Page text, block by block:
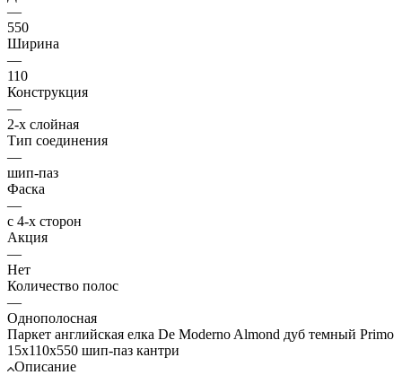
—
550
Ширина
—
110
Конструкция
—
2-х слойная
Тип соединения
—
шип-паз
Фаска
—
с 4-х сторон
Акция
—
Нет
Количество полос
—
Однополосная
Паркет английская елка De Moderno Almond дуб темный Primo
15х110х550 шип-паз кантри
Описание